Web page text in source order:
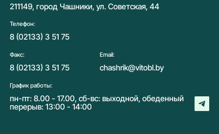
211149, город Чашники, ул. Советская, 44
Телефон:
8 (02133) 3 51 75
Факс:
8 (02133) 3 51 75
Email:
chashrik@vitobl.by
График работы:
пн-пт: 8.00 - 17.00, сб-вс: выходной, обеденный
перерыв: 13:00 - 14:00